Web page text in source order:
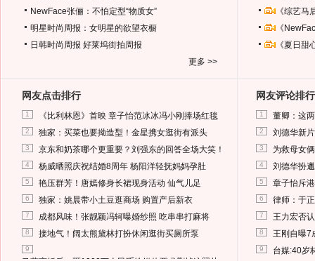
NewFace张俪：不怕定型“物质女”
明星时尚周报：女明星的欲望衣橱
日韩时尚周报 好莱坞街拍周报
更多 >>
《综艺
《
《夏日
网友点击排行
1 《比利林恩》首映 章子怡范冰冰冯小刚捧场红毯
2 独家：买菜也要拗造型！金星携女逛街有派头
3 京东和奶茶哪个更重要？刘强东的回答全场大笑！
4 杨威晒照庆祝结婚8周年 杨阳洋轻抚妈妈孕肚
5 艳压群芳！唐嫣修身长裙现身活动 仙气儿足
6 独家：姚晨带小土豆逛商场 购置产后新衣
7 成都风味！张靓颖冯轲曝婚纱照 吃串串打麻将
8 接地气！阔太熊黛林打扮休闲逛街买厕所泵
9
网友评论排行
1 董卿：这
2 刘德华新
3 为救母女
4 刘德华扮
5 章子怡斥
6 律师：于
7 王力宏否
8 王刚自曝7
9 台媒:40岁